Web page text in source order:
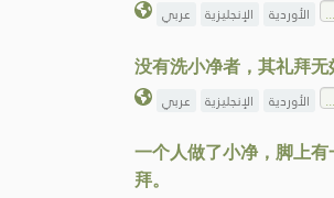
عربي الإنجليزية الأوردية
没有洗小净者，其礼拜
عربي الإنجليزية الأوردية
一个人做了小净，脚上
拜。